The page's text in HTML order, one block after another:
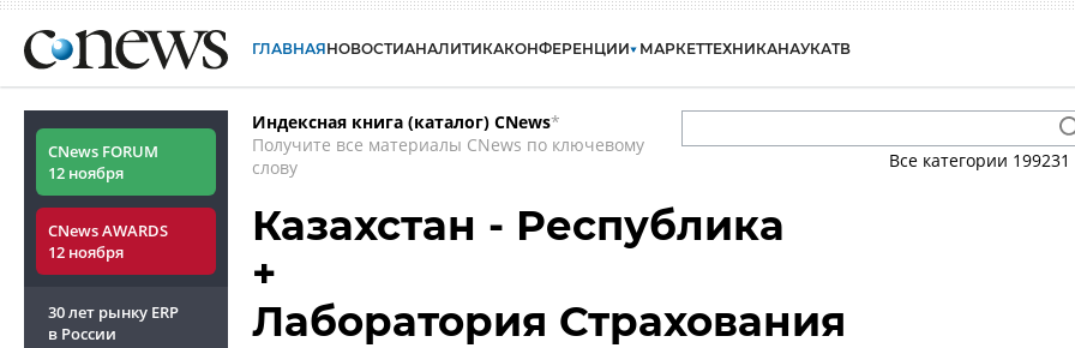
ГЛАВНАЯНОВОСТИАНАЛИТИКАКОНФЕРЕНЦИИ МАРКЕТТЕХНИКАНАУКАТВ
CNews FORUM
12 ноября
CNews AWARDS
12 ноября
30 лет рынку ERP
в России
Индексная книга (каталог) CNews*
Получите все материалы CNews по ключевому
слову
Все категории 199231
Казахстан - Республика
+
Лаборатория Страхования